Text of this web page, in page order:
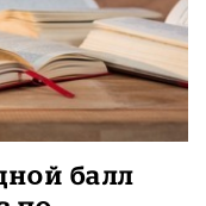
балл